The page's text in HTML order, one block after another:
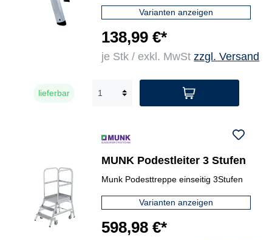
Varianten anzeigen
138,99 €*
je Stk / exkl. MwStzzgl. Versand
lieferbar
MUNK Podestleiter 3 Stufen
Munk Podesttreppe einseitig 3Stufen
Varianten anzeigen
598,98 €*